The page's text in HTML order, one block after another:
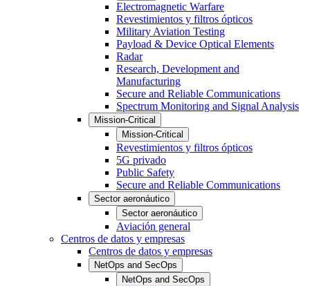
Electromagnetic Warfare
Revestimientos y filtros ópticos
Military Aviation Testing
Payload & Device Optical Elements
Radar
Research, Development and
Manufacturing
Secure and Reliable Communications
Spectrum Monitoring and Signal Analysis
Mission-Critical
Mission-Critical
Revestimientos y filtros ópticos
5G privado
Public Safety
Secure and Reliable Communications
Sector aeronáutico
Sector aeronáutico
Aviación general
Centros de datos y empresas
Centros de datos y empresas
NetOps and SecOps
NetOps and SecOps